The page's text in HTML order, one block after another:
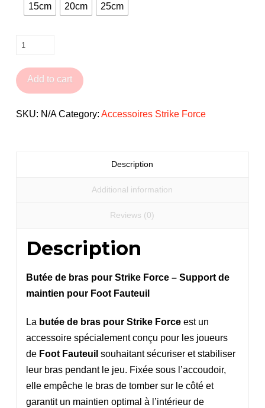
15cm 20cm 25cm
Butée
bras
pour
Add to cart
SKU: N/A Category: Accessoires Strike Force
Description
Additional information
Reviews (0)
Description
Butée de bras pour Strike Force – Support de
maintien pour Foot Fauteuil
La butée de bras pour Strike Forceest un
accessoire spécialement conçu pour les joueurs
de Foot Fauteuil souhaitant sécuriser et stabiliser
leur bras pendant le jeu. Fixée sous l’accoudoir,
elle empêche le bras de tomber sur le côté et
garantit un maintien optimal à l’intérieur de